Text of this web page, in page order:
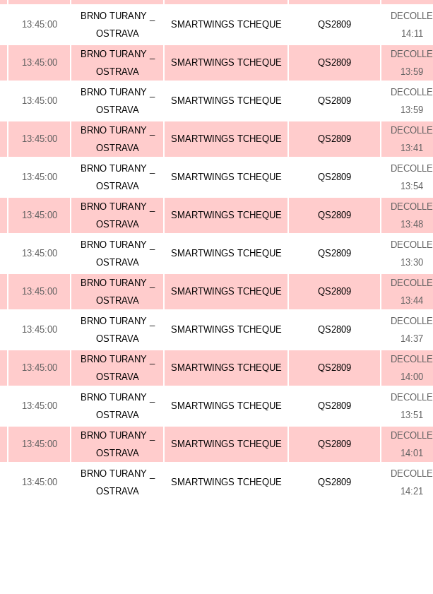
13:45:00
BRNO TURANY _
OSTRAVA
SMARTWINGS TCHEQUE QS2809
DECOLLE
14:11
13:45:00
BRNO TURANY _
OSTRAVA
SMARTWINGS TCHEQUE QS2809
DECOLLE
13:59
13:45:00
BRNO TURANY _
OSTRAVA
SMARTWINGS TCHEQUE QS2809
DECOLLE
13:59
13:45:00
BRNO TURANY _
OSTRAVA
SMARTWINGS TCHEQUE QS2809
DECOLLE
13:41
13:45:00
BRNO TURANY _
OSTRAVA
SMARTWINGS TCHEQUE QS2809
DECOLLE
13:54
13:45:00
BRNO TURANY _
OSTRAVA
SMARTWINGS TCHEQUE QS2809
DECOLLE
13:48
13:45:00
BRNO TURANY _
OSTRAVA
SMARTWINGS TCHEQUE QS2809
DECOLLE
13:30
13:45:00
BRNO TURANY _
OSTRAVA
SMARTWINGS TCHEQUE QS2809
DECOLLE
13:44
13:45:00
BRNO TURANY _
OSTRAVA
SMARTWINGS TCHEQUE QS2809
DECOLLE
14:37
13:45:00
BRNO TURANY _
OSTRAVA
SMARTWINGS TCHEQUE QS2809
DECOLLE
14:00
13:45:00
BRNO TURANY _
OSTRAVA
SMARTWINGS TCHEQUE QS2809
DECOLLE
13:51
13:45:00
BRNO TURANY _
OSTRAVA
SMARTWINGS TCHEQUE QS2809
DECOLLE
14:01
13:45:00
BRNO TURANY _
OSTRAVA
SMARTWINGS TCHEQUE QS2809
DECOLLE
14:21